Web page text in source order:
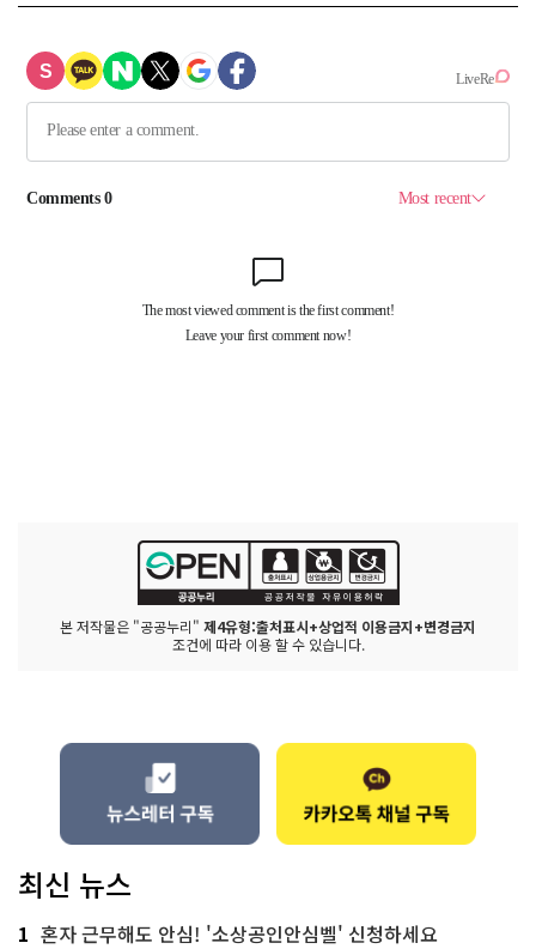
본 저작물은 "공공누리" 제4유형:출처표시+상업적 이용금지+변경금지
조건에 따라 이용 할 수 있습니다.
최신 뉴스
1 혼자 근무해도 안심! '소상공인안심벨' 신청하세요